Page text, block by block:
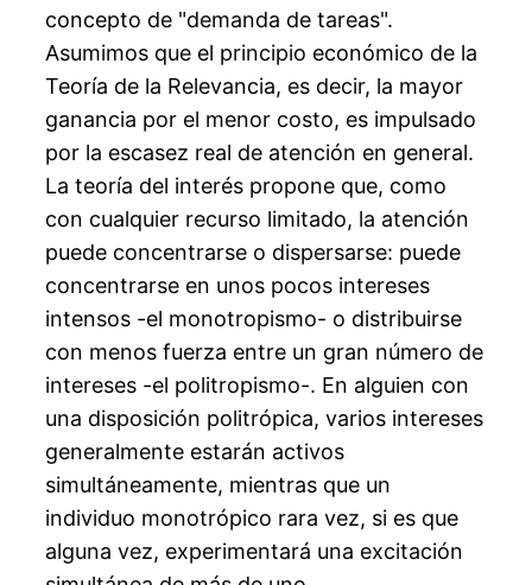
concepto de "demanda de tareas".
Asumimos que el principio económico de la
Teoría de la Relevancia, es decir, la mayor
ganancia por el menor costo, es impulsado
por la escasez real de atención en general.
La teoría del interés propone que, como
con cualquier recurso limitado, la atención
puede concentrarse o dispersarse: puede
concentrarse en unos pocos intereses
intensos -el monotropismo- o distribuirse
con menos fuerza entre un gran número de
intereses -el politropismo-. En alguien con
una disposición politrópica, varios intereses
generalmente estarán activos
simultáneamente, mientras que un
individuo monotrópico rara vez, si es que
alguna vez, experimentará una excitación